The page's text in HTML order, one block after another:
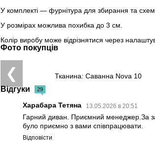
У комплекті — фурнітура для збирання та
У розмірах можлива похибка до 3 см.
Колір виробу може відрізнятися через
Фото покупців
❮ Тканина: Саванна Nova 10
Відгуки 29
Харабара Тетяна 13.05.2026 в 20:51
Гарний диван. Приємний менеджер.За
було приємно з вами співпрацювати.
Відповісти